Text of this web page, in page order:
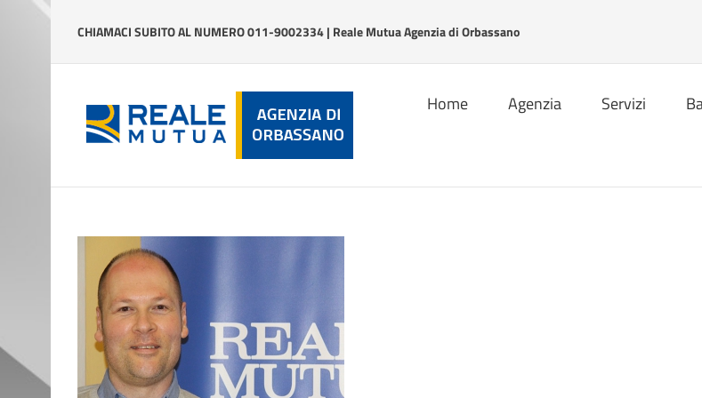
CHIAMACI SUBITO AL NUMERO 011-9002334 | Reale Mutua Agenzia di Orbassano
Home Agenzia Servizi